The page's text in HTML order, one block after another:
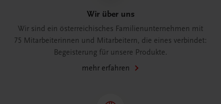
Wir über uns
Wir sind ein österreichisches Familienunternehmen mit
75 Mitarbeiterinnen und Mitarbeitern, die eines verbindet:
Begeisterung für unsere Produkte.
mehr erfahren